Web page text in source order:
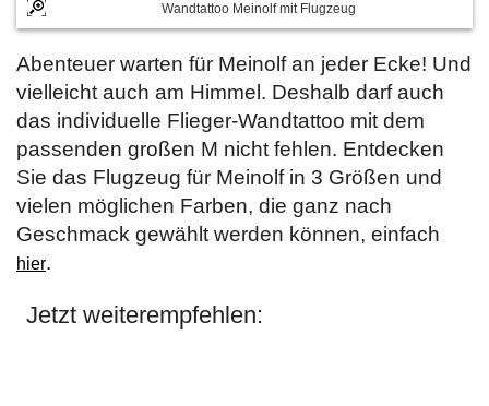
Wandtattoo Meinolf mit Flugzeug
Abenteuer warten für Meinolf an jeder Ecke! Und
vielleicht auch am Himmel. Deshalb darf auch
das individuelle Flieger-Wandtattoo mit dem
passenden großen M nicht fehlen. Entdecken
Sie das Flugzeug für Meinolf in 3 Größen und
vielen möglichen Farben, die ganz nach
Geschmack gewählt werden können, einfach
hier.
Jetzt weiterempfehlen: